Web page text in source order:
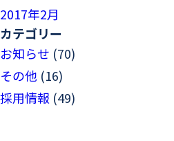
2017年2月
カテゴリー
お知らせ (70)
その他 (16)
採用情報 (49)